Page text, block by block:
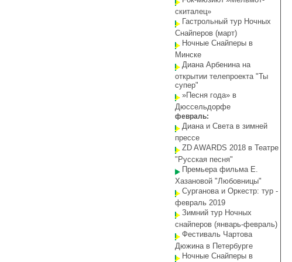
скиталец»
Гастрольный тур Ночных
Снайперов (март)
Ночные Снайперы в
Минске
Диана Арбенина на
открытии телепроекта "Ты
супер"
»Песня года» в
Дюссельдорфе
февраль:
Диана и Света в зимней
прессе
ZD AWARDS 2018 в Театре
"Русская песня"
Премьера фильма Е.
Хазановой "Любовницы"
Сурганова и Оркестр: тур -
февраль 2019
Зимний тур Ночных
снайперов (январь-февраль)
Фестиваль Чартова
Дюжина в Петербурге
Ночные Снайперы в